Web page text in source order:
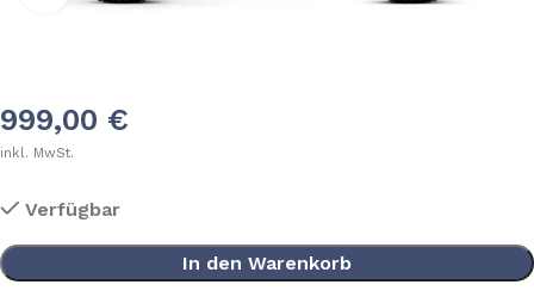
999,00 €
inkl. MwSt.
Verfügbar
In den Warenkorb